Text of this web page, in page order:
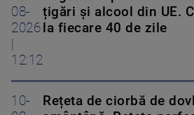
08-
2026
12:12
țigări și alcool din UE.
la fiecare 40 de zile
10-
Rețeta de ciorbă de